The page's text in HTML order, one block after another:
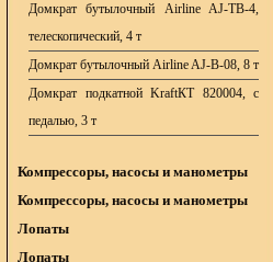
Домкрат бутылочный Airline AJ-TB-4,
телескопический, 4 т
Домкрат бутылочный Airline AJ-B-08, 8 т
Домкрат подкатной KraftКТ 820004, с
педалью, 3 т
Компрессоры, насосы и манометры
Компрессоры, насосы и манометры
Лопаты
Лопаты